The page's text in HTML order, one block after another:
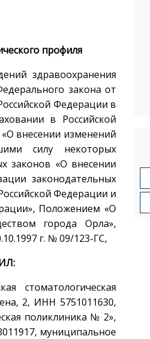
профиля
здравоохранения
закона от
Федерации в
в Российской
внесении изменений
силу некоторых
законов «О внесении
законодательных
Федерации и
Положением «О
города Орла»,
г. № 09/123-ГС,
стоматологическая
2, ИНН 5751011630,
поликлиника № 2»,
муниципальное